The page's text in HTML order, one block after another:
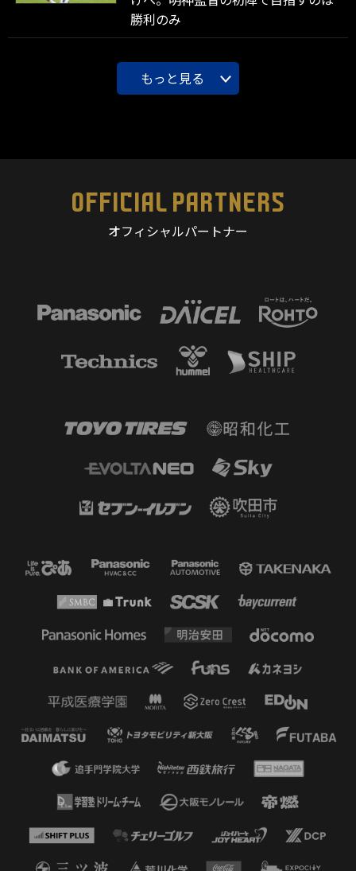
勝利のみ
もっと見る
OFFICIAL PARTNERS
オフィシャルパートナー